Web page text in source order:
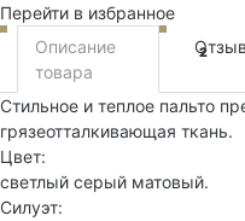
Перейти в избранное
Описание
товара
2
Стильное и теплое пальто
грязеотталкивающая ткань.
Цвет:
светлый серый матовый.
Силуэт: